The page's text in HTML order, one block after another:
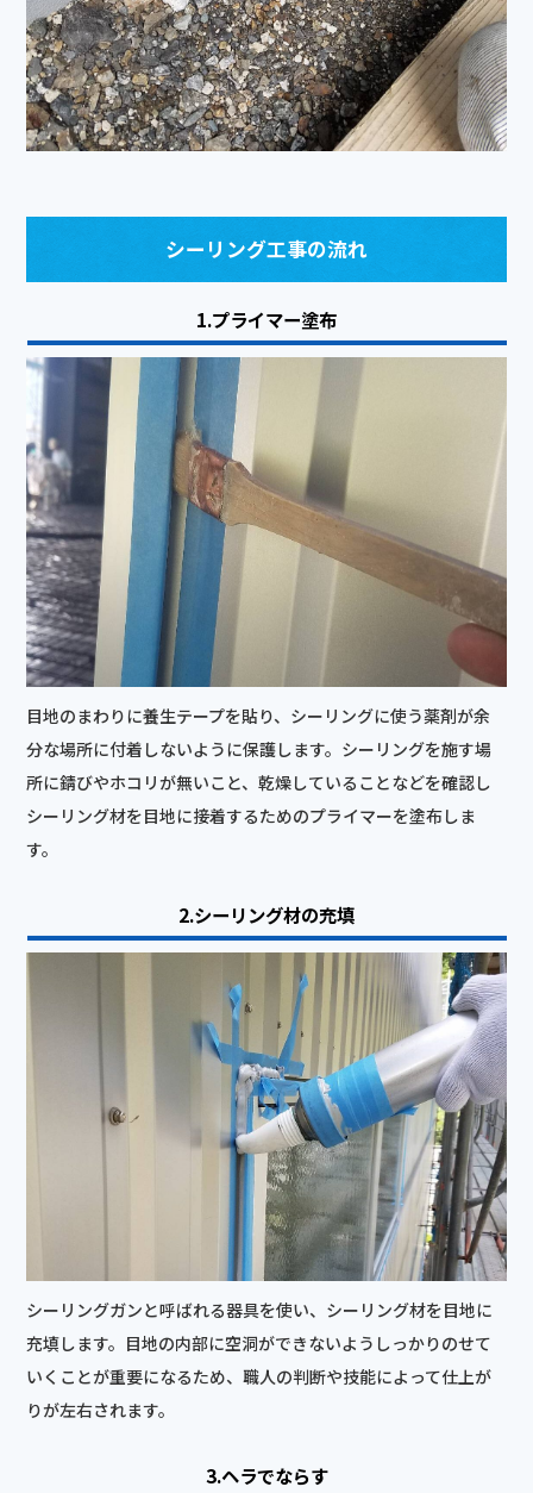
シーリング工事の流れ
1.プライマー塗布
目地のまわりに養生テープを貼り、シーリングに使う薬剤が余
分な場所に付着しないように保護します。シーリングを施す場
所に錆びやホコリが無いこと、乾燥していることなどを確認し
シーリング材を目地に接着するためのプライマーを塗布しま
す。
2.シーリング材の充填
シーリングガンと呼ばれる器具を使い、シーリング材を目地に
充填します。目地の内部に空洞ができないようしっかりのせて
いくことが重要になるため、職人の判断や技能によって仕上が
りが左右されます。
3.ヘラでならす